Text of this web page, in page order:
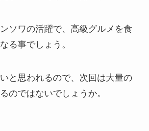
ソワの活躍で、高級グルメを食
る事でしょう。
と思われるので、次回は大量の
のではないでしょうか。